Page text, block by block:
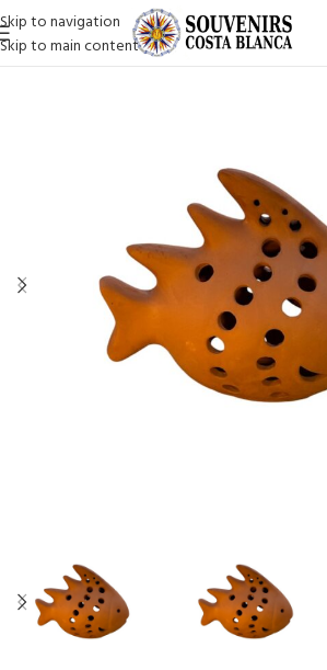
Skip to navigation
Skip to main content